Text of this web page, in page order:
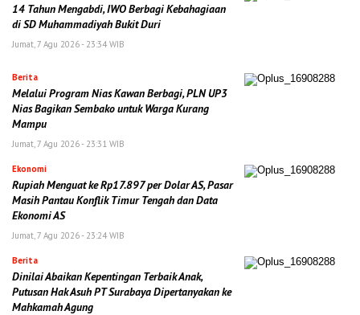
14 Tahun Mengabdi, IWO Berbagi Kebahagiaan
di SD Muhammadiyah Bukit Duri
Jumat, 7 Agu 2026 - 23:34 WIB
Berita
Melalui Program Nias Kawan Berbagi, PLN UP3
Nias Bagikan Sembako untuk Warga Kurang
Mampu
Jumat, 7 Agu 2026 - 23:31 WIB
Ekonomi
Rupiah Menguat ke Rp17.897 per Dolar AS, Pasar
Masih Pantau Konflik Timur Tengah dan Data
Ekonomi AS
Jumat, 7 Agu 2026 - 23:24 WIB
Berita
Dinilai Abaikan Kepentingan Terbaik Anak,
Putusan Hak Asuh PT Surabaya Dipertanyakan ke
Mahkamah Agung